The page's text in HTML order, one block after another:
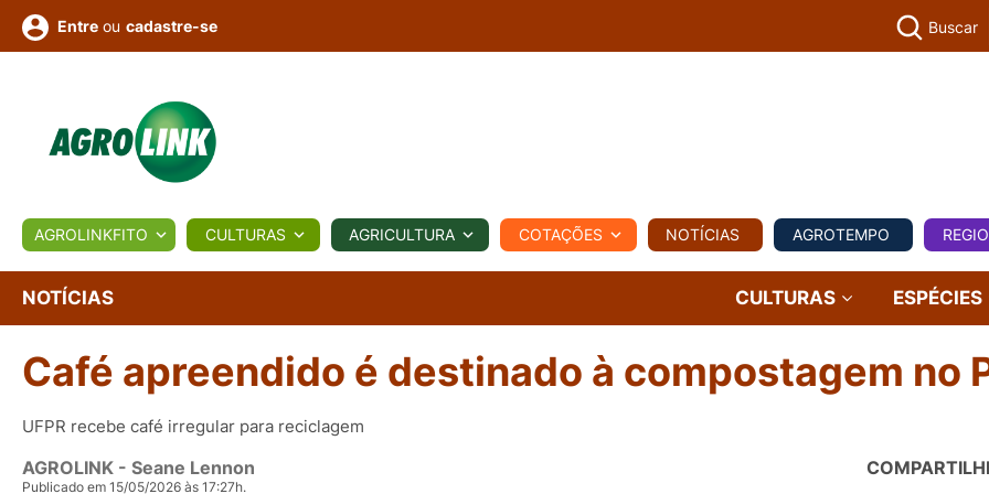
BIOLÓGICOS COTAÇÕES NOTÍCIAS AGROTEMPO REGIONAL COMERCIAL AGROVIAGENS
Conversor Colunistas Eventos
Fotos
e
Vídeos
Entre ou cadastre-se Buscar
AGROLINKFITO CULTURAS AGRICULTURA COTAÇÕES NOTÍCIAS AGROTEMPO
NOTÍCIAS CULTURAS ESPÉCIES
Café apreendido é destinado à compostagem no
UFPR recebe café irregular para reciclagem
AGROLINK - Seane Lennon
Publicado em 15/05/2026 às 17:27h.